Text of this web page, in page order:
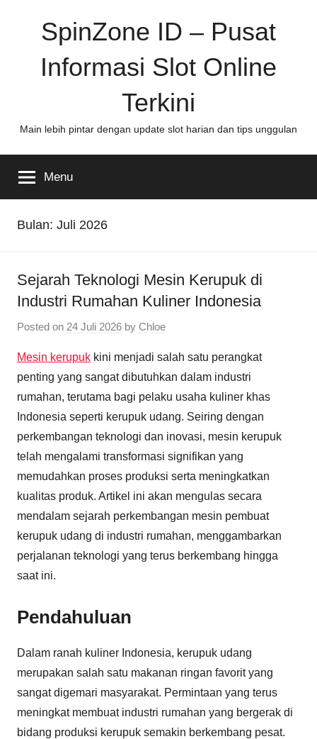
SpinZone ID – Pusat
Informasi Slot Online
Terkini
Main lebih pintar dengan update slot harian dan tips unggulan
Menu
Bulan: Juli 2026
Sejarah Teknologi Mesin Kerupuk di
Industri Rumahan Kuliner Indonesia
Posted on 24 Juli 2026 by Chloe
Mesin kerupuk kini menjadi salah satu perangkat
penting yang sangat dibutuhkan dalam industri
rumahan, terutama bagi pelaku usaha kuliner khas
Indonesia seperti kerupuk udang. Seiring dengan
perkembangan teknologi dan inovasi, mesin kerupuk
telah mengalami transformasi signifikan yang
memudahkan proses produksi serta meningkatkan
kualitas produk. Artikel ini akan mengulas secara
mendalam sejarah perkembangan mesin pembuat
kerupuk udang di industri rumahan, menggambarkan
perjalanan teknologi yang terus berkembang hingga
saat ini.
Pendahuluan
Dalam ranah kuliner Indonesia, kerupuk udang
merupakan salah satu makanan ringan favorit yang
sangat digemari masyarakat. Permintaan yang terus
meningkat membuat industri rumahan yang bergerak di
bidang produksi kerupuk semakin berkembang pesat.